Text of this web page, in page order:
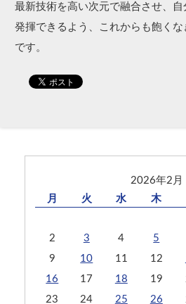
最新技術を​高い​次元で​融合させ、​
発揮できるよう、​これからも​飽く
です。​
2026年2月
月
火 水 木
2
3 4 5
9
10 11 12
16
17 18 19
23
24 25 26